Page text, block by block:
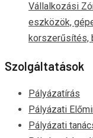
Vállalkozási
eszközök,
korszerűsítés,
Szolgáltatások
Pályázatírás
Pályázati
Pályázati